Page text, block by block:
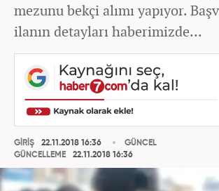
mezunu bekçi alımı yapıyor.
ilanın detayları haberimizde...
GİRİŞ
22.11.2018 16:36
GÜNCELLEME
22.11.2018 16:36
GÜNCEL